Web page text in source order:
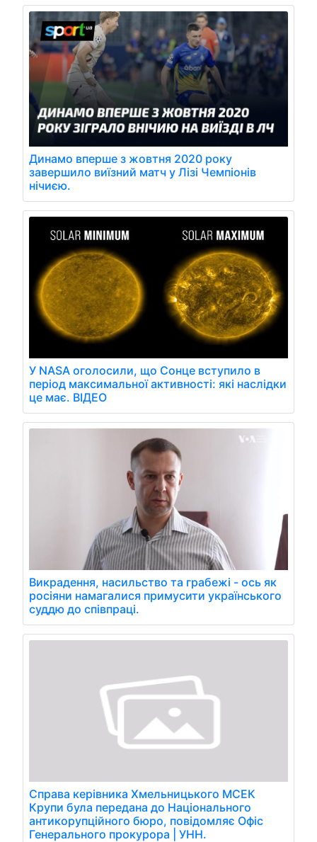
Динамо вперше з жовтня 2020 року
завершило виїзний матч у Лізі Чемпіонів
нічиєю.
У NASA оголосили, що Сонце вступило в
період максимальної активності: які наслідки
це має. ВІДЕО
Викрадення, насильство та грабежі - ось як
росіяни намагалися примусити українського
суддю до співпраці.
Справа керівника Хмельницького МСЕК
Крупи була передана до Національного
антикорупційного бюро, повідомляє Офіс
Генерального прокурора | УНН.